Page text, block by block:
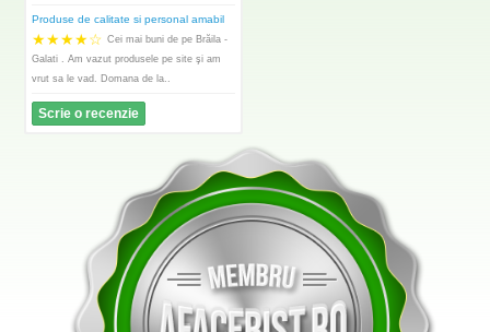
Produse de calitate si personal amabil
★★★★☆ Cei mai buni de pe Brăila -
Galati . Am vazut produsele pe site şi am
vrut sa le vad. Domana de la..
Scrie o recenzie